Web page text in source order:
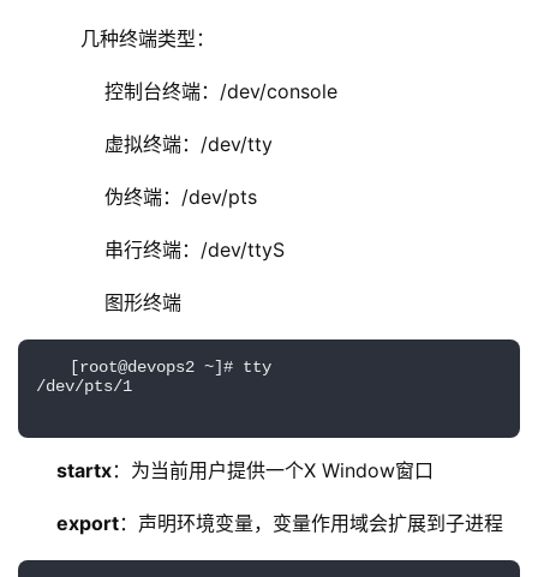
几种终端类型：
控制台终端：/dev/console
虚拟终端：/dev/tty
伪终端：/dev/pts
串行终端：/dev/ttyS
图形终端
[root@devops2 ~]# tty
/dev/pts/1
startx：为当前用户提供一个X Window窗口
export：声明环境变量，变量作用域会扩展到子进程